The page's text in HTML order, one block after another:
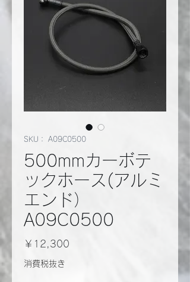
SKU： A09C0500
500mmカーボテ
ックホース(アルミ
エンド）
A09C0500
￥12,300
消費税抜き